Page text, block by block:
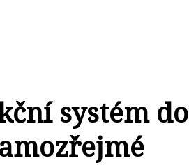
systém do